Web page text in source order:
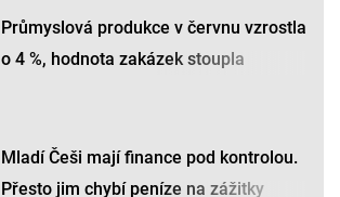
Průmyslová produkce v červnu vzrostla
o 4 %, hodnota zakázek stoupla
Mladí Češi mají finance pod kontrolou.
Přesto jim chybí peníze na zážitky